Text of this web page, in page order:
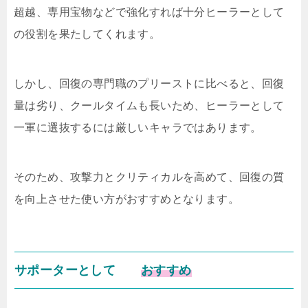
超越、専用宝物などで強化すれば十分ヒーラーとして
の役割を果たしてくれます。
しかし、回復の専門職のプリーストに比べると、回復
量は劣り、クールタイムも長いため、ヒーラーとして
一軍に選抜するには厳しいキャラではあります。
そのため、攻撃力とクリティカルを高めて、回復の質
を向上させた使い方がおすすめとなります。
サポーターとして おすすめ